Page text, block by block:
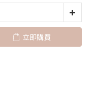
立即購買